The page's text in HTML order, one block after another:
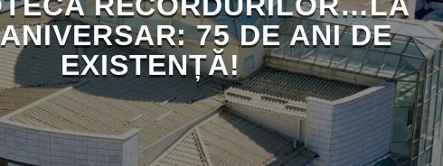
75 DE ANI DE
EXISTENȚĂ!